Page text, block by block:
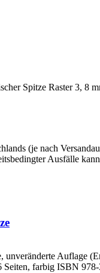
Spitze Raster 3,
(je nach
Ausfälle
Auflage
Seiten, farbig ISBN